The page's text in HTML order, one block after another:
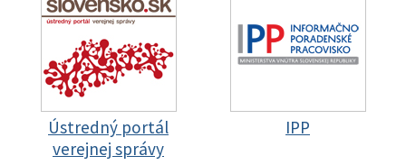
Ústredný portál
verejnej správy
IPP